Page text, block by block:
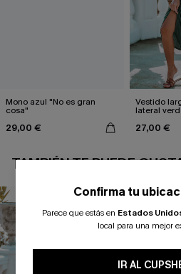
Mono azul "No es gran
cosa"
29,00 €
Vestido
lateral
27,00 €
TAMBIÉN TE PUEDE
Confirma tu
Parece que estás en Estados
local para una mejor
IR AL